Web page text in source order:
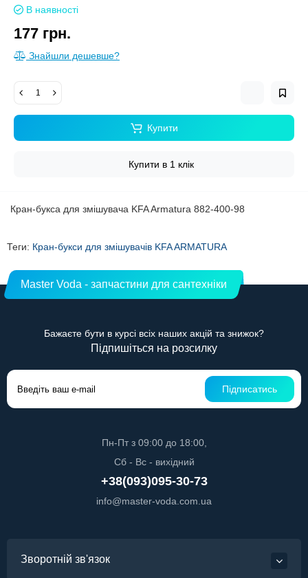
В наявності
177 грн.
Знайшли дешевше?
Купити
Купити в 1 клік
Кран-букса для змішувача KFA Armatura 882-400-98
Теги: Кран-букси для змішувачів KFA ARMATURA
Master Voda - запчастини для сантехніки
Бажаєте бути в курсі всіх наших акцій та знижок?
Підпишіться на розсилку
Підписатись
Пн-Пт з 09:00 до 18:00,
Сб - Вс - вихідний
+38(093)095-30-73
info@master-voda.com.ua
Зворотній зв'язок